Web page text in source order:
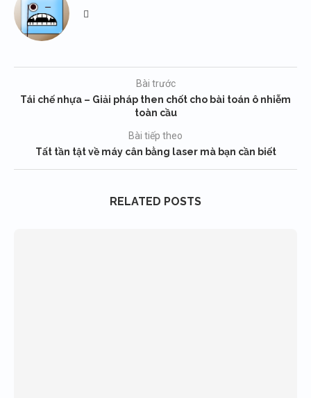
Bài trước
Tái chế nhựa – Giải pháp then chốt cho bài toán ô nhiễm
toàn cầu
Bài tiếp theo
Tất tần tật về máy cân bằng laser mà bạn cần biết
RELATED POSTS